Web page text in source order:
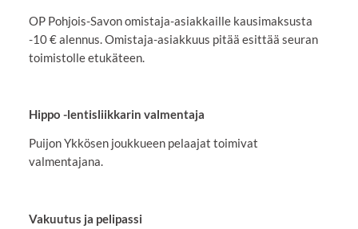
OP Pohjois-Savon omistaja-asiakkaille kausimaksusta
-10 € alennus. Omistaja-asiakkuus pitää esittää seuran
toimistolle etukäteen.
Hippo -lentisliikkarin valmentaja
Puijon Ykkösen joukkueen pelaajat toimivat
valmentajana.
Vakuutus ja pelipassi